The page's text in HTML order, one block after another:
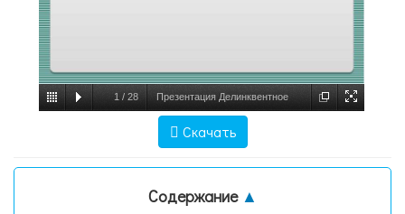
1 / 28 Презентация Делинквентное
Скачать
Содержание ▲